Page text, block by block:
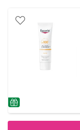
patarimas